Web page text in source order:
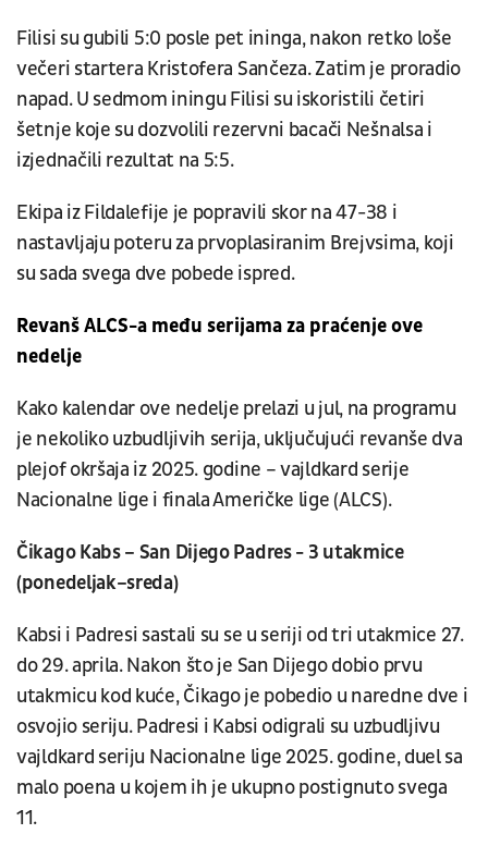
Filisi su gubili 5:0 posle pet ininga, nakon retko loše
večeri startera Kristofera Sančeza. Zatim je proradio
napad. U sedmom iningu Filisi su iskoristili četiri
šetnje koje su dozvolili rezervni bacači Nešnalsa i
izjednačili rezultat na 5:5.
Ekipa iz Fildalefije je popravili skor na 47-38 i
nastavljaju poteru za prvoplasiranim Brejvsima, koji
su sada svega dve pobede ispred.
Revanš ALCS-a među serijama za praćenje ove
nedelje
Kako kalendar ove nedelje prelazi u jul, na programu
je nekoliko uzbudljivih serija, uključujući revanše dva
plejof okršaja iz 2025. godine – vajldkard serije
Nacionalne lige i finala Američke lige (ALCS).
Čikago Kabs – San Dijego Padres - 3 utakmice
(ponedeljak–sreda)
Kabsi i Padresi sastali su se u seriji od tri utakmice 27.
do 29. aprila. Nakon što je San Dijego dobio prvu
utakmicu kod kuće, Čikago je pobedio u naredne dve i
osvojio seriju. Padresi i Kabsi odigrali su uzbudljivu
vajldkard seriju Nacionalne lige 2025. godine, duel sa
malo poena u kojem ih je ukupno postignuto svega
11.